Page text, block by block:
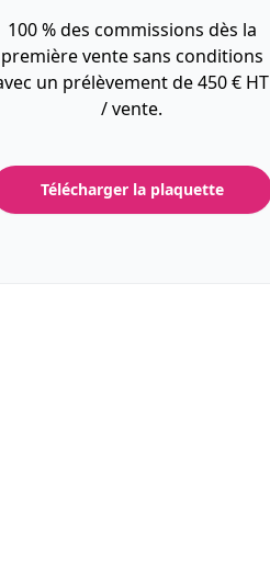
100 % des commissions dès la
première vente sans conditions
un prélèvement de 450 € HT
/ vente.
Télécharger la plaquette